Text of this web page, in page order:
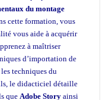
du montage
cette formation, vous
vous aide à acquérir
à maîtriser
d’importation de
techniques du
le didacticiel détaille
que Adobe Story ainsi